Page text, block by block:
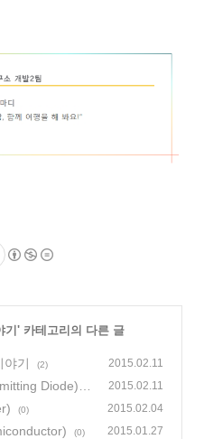
' 카테고리의 다른 글
야기 (2) 2015.02.11
Diode) 2015.02.11
(0) 2015.02.04
(0) 2015.01.27